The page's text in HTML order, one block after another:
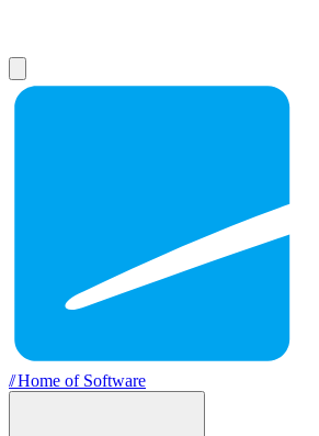
//Home of Software